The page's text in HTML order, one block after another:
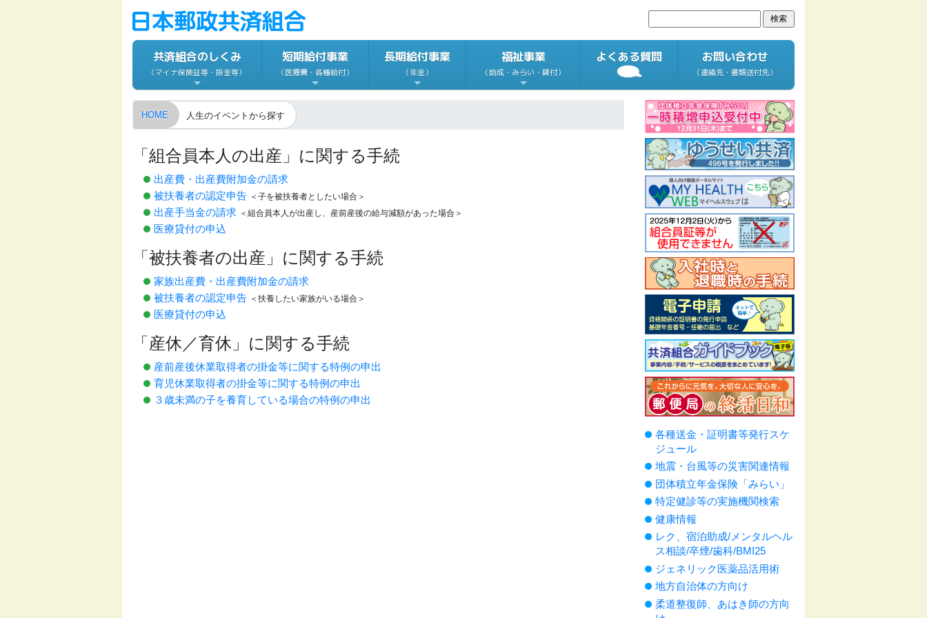
共済組合のしくみ
（マイナ保険証等・掛金等）
短期給付事業
（医療費・各種給付）
長期給付事業
（年金）
福祉事業
（助成・みらい・貸付）
よくある質問 お問い合わせ
（連絡先・書類送付先）
HOME 人生のイベントから探す
「組合員本人の出産」に関する手続
出産費・出産費附加金の請求
被扶養者の認定申告 ＜子を被扶養者としたい場合＞
出産手当金の請求 ＜組合員本人が出産し、産前産後の給与減額があった場合＞
医療貸付の申込
「被扶養者の出産」に関する手続
家族出産費・出産費附加金の請求
被扶養者の認定申告 ＜扶養したい家族がいる場合＞
医療貸付の申込
「産休／育休」に関する手続
産前産後休業取得者の掛金等に関する特例の申出
育児休業取得者の掛金等に関する特例の申出
３歳未満の子を養育している場合の特例の申出
各種送金・証明書等発行スケ
ジュール
地震・台風等の災害関連情報
団体積立年金保険「みらい」
特定健診等の実施機関検索
健康情報
レク、宿泊助成/メンタルヘル
ス相談/卒煙/歯科/BMI25
ジェネリック医薬品活用術
地方自治体の方向け
柔道整復師、あはき師の方向